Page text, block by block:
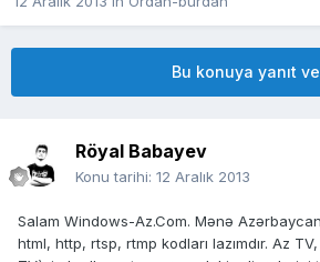
Bu konuya yanıt
Röyal Babayev
Konu tarihi: 12 Aralık 2013
Salam Windows-Az.Com. Mənə
html, http, rtsp, rtmp kodları lazımdır. Az